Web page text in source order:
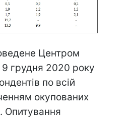
Центром
грудня 2020 року
по всій
окупованих
Опитування